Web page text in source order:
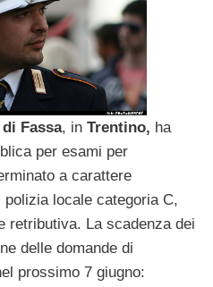
Fassa, in Trentino, ha
per esami per
a carattere
locale categoria C,
retributiva. La scadenza dei
delle domande di
prossimo 7 giugno: